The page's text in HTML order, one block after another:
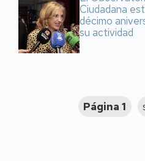
Ciudadana
décimo
su actividad
Página 1